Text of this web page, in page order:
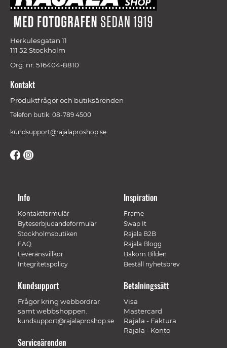
Herkulesgatan 11
111 52 Stockholm
Org. nr: 516404-8810
Kontakt
Produktfrågor och butiksärenden
Telefon butik: 08-789 4500
kundsupport@rajalaproshop.se
Info
Kontaktformulär
Byteserbjudandeformulär
Stockholmsbutiken
FAQ
Leveransvillkor
Integritetspolicy
Inspiration
Frame
Swap It
Rajala B2B
Rajala Blogg
Bakom Bilden
Beställ nyhetsbrev
Betalningssätt
Visa
Mastercard
Rajala - Faktura
Rajala - Konto
Kundsupport
Frågor kring webbordrar
samt webbshoppen.
kundsupport@rajalaproshop.se
Serviceärenden